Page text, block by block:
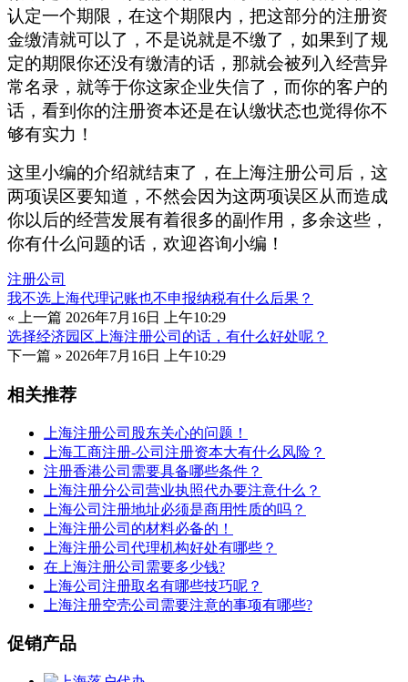
认定一个期限，在这个期限内，把这部分的注册资
金缴清就可以了，不是说就是不缴了，如果到了规
定的期限你还没有缴清的话，那就会被列入经营异
常名录，就等于你这家企业失信了，而你的客户的
话，看到你的注册资本还是在认缴状态也觉得你不
够有实力！
这里小编的介绍就结束了，在上海注册公司后，这
两项误区要知道，不然会因为这两项误区从而造成
你以后的经营发展有着很多的副作用，多余这些，
你有什么问题的话，欢迎咨询小编！
注册公司
我不选上海代理记账也不申报纳税有什么后果？
« 上一篇 2026年7月16日 上午10:29
选择经济园区上海注册公司的话，有什么好处呢？
下一篇 » 2026年7月16日 上午10:29
相关推荐
上海注册公司股东关心的问题！
上海工商注册-公司注册资本大有什么风险？
注册香港公司需要具备哪些条件？
上海注册分公司营业执照代办要注意什么？
上海公司注册地址必须是商用性质的吗？
上海注册公司的材料必备的！
上海注册公司代理机构好处有哪些？
在上海注册公司需要多少钱?
上海公司注册取名有哪些技巧呢？
上海注册空壳公司需要注意的事项有哪些?
促销产品